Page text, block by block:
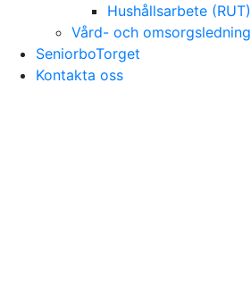
Hushållsarbete (RUT)
Vård- och omsorgsledning
SeniorboTorget
Kontakta oss